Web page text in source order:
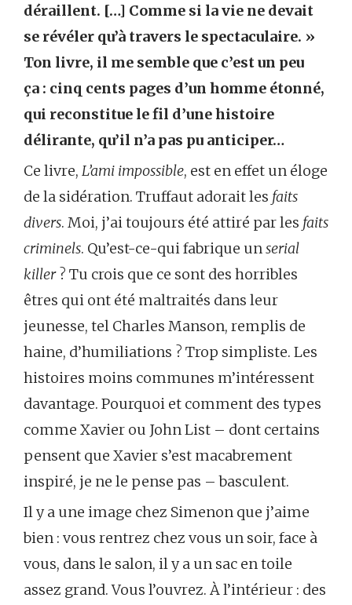
déraillent. […] Comme si la vie ne devait
se révéler qu’à travers le spectaculaire. »
Ton livre, il me semble que c’est un peu
ça : cinq cents pages d’un homme étonné,
qui reconstitue le fil d’une histoire
délirante, qu’il n’a pas pu anticiper…
Ce livre, L’ami impossible, est en effet un éloge
de la sidération. Truffaut adorait les faits
divers. Moi, j’ai toujours été attiré par les faits
criminels. Qu’est-ce-qui fabrique unserial
killer? Tu crois que ce sont des horribles
êtres qui ont été maltraités dans leur
jeunesse, tel Charles Manson, remplis de
haine, d’humiliations ? Trop simpliste. Les
histoires moins communes m’intéressent
davantage. Pourquoi et comment des types
comme Xavier ou John List – dont certains
pensent que Xavier s’est macabrement
inspiré, je ne le pense pas – basculent.
Il y a une image chez Simenon que j’aime
bien : vous rentrez chez vous un soir, face à
vous, dans le salon, il y a un sac en toile
assez grand. Vous l’ouvrez. À l’intérieur : des